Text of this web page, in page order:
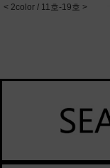
< 2color / 11호-19호 >